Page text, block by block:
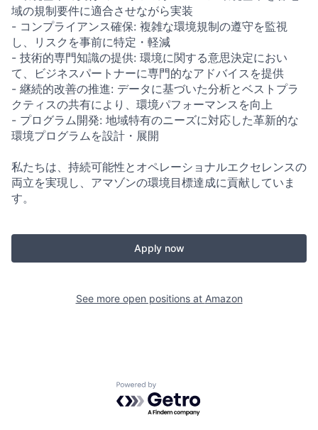
域の規制要件に適合させながら実装
- コンプライアンス確保: 複雑な環境規制の遵守を監視
し、リスクを事前に特定・軽減
- 技術的専門知識の提供: 環境に関する意思決定におい
て、ビジネスパートナーに専門的なアドバイスを提供
- 継続的改善の推進: データに基づいた分析とベストプラ
クティスの共有により、環境パフォーマンスを向上
- プログラム開発: 地域特有のニーズに対応した革新的な
環境プログラムを設計・展開
私たちは、持続可能性とオペレーショナルエクセレンスの
両立を実現し、アマゾンの環境目標達成に貢献していま
す。
Apply now
See more open positions at Amazon
Powered by Getro.com